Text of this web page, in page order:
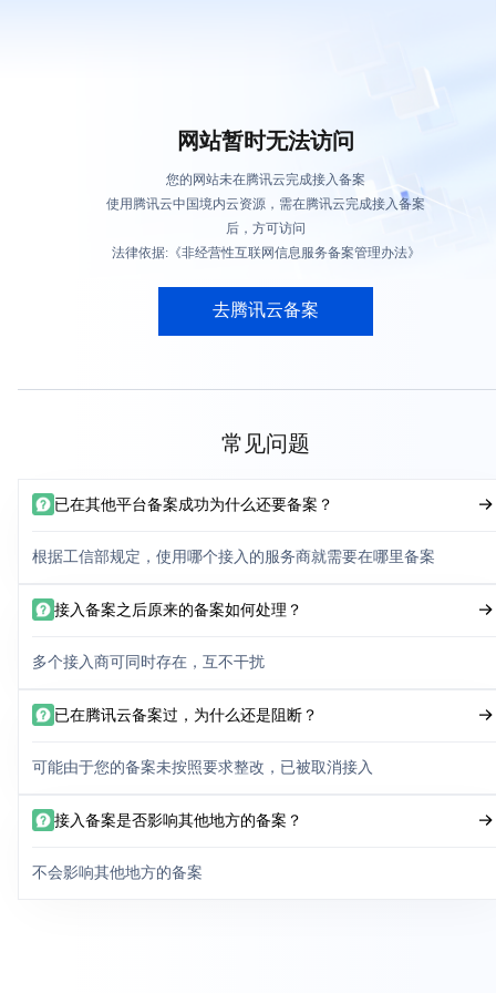
网站暂时无法访问
您的网站未在腾讯云完成接入备案
使用腾讯云中国境内云资源，需在腾讯云完成接入备案
后，方可访问
法律依据:《非经营性互联网信息服务备案管理办法》
去腾讯云备案
常见问题
已在其他平台备案成功为什么还要备案？
根据工信部规定，使用哪个接入的服务商就需要在哪里备案
接入备案之后原来的备案如何处理？
多个接入商可同时存在，互不干扰
已在腾讯云备案过，为什么还是阻断？
可能由于您的备案未按照要求整改，已被取消接入
接入备案是否影响其他地方的备案？
不会影响其他地方的备案